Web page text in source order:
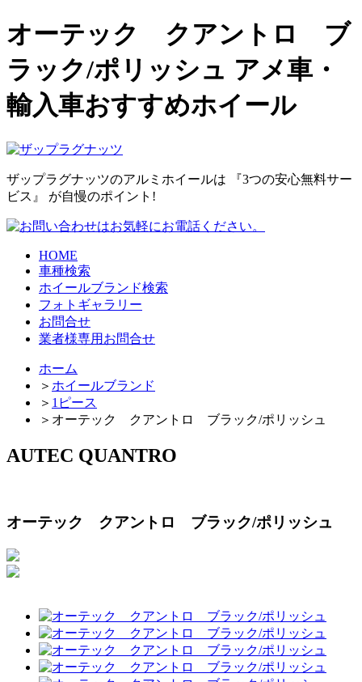
オーテック クアントロ ブ
ラック/ポリッシュ アメ車・
輸入車おすすめホイール
ザップラグナッツのアルミホイールは
『3つの安心無料サー
ビス』 が自慢のポイント!
HOME
車種検索
ホイールブランド検索
フォトギャラリー
お問合せ
業者様専用お問合せ
ホーム
＞ ホイールブランド
＞ 1ピース
＞ オーテック クアントロ ブラック/ポリッシュ
AUTEC QUANTRO
オーテック クアントロ ブラック/ポリッシュ